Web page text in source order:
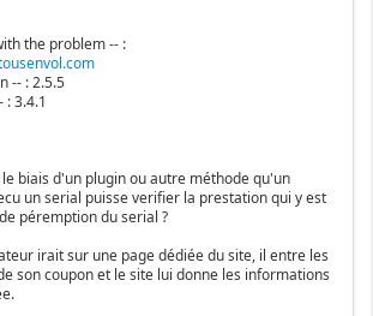
the problem -- :
-- : 2.5.5
: 3.4.1
biais d'un plugin ou autre méthode qu'un
un serial puisse verifier la prestation qui y est
péremption du serial ?
irait sur une page dédiée du site, il entre les
son coupon et le site lui donne les informations